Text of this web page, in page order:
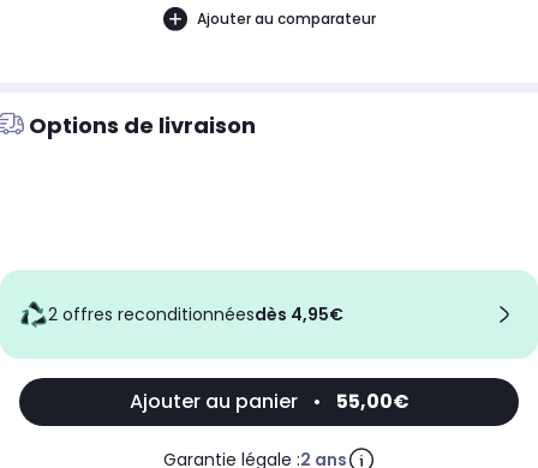
Ajouter au comparateur
Options de livraison
2 offres reconditionnées dès 4,95€
Ajouter au panier • 55,00€
Garantie légale :2 ans